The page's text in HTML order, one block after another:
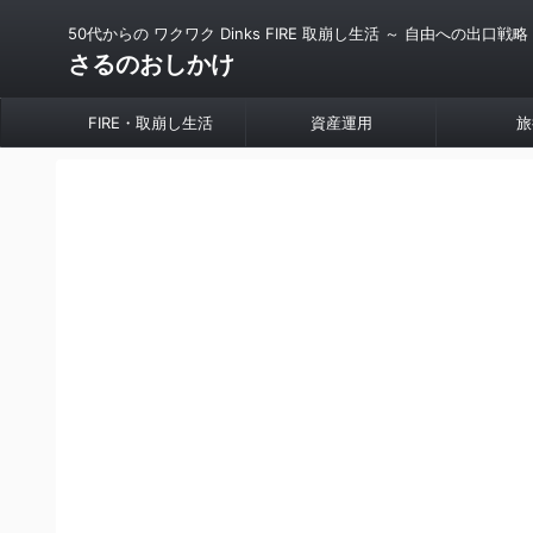
50代からの ワクワク Dinks FIRE 取崩し生活 ～ 自由への出口戦略
さるのおしかけ
FIRE・取崩し生活 資産運用